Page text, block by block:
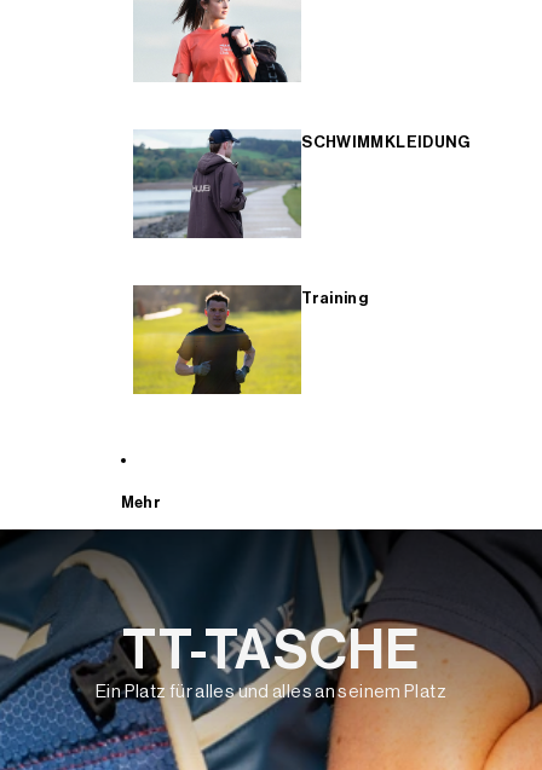
SCHWIMMKLEIDUNG
Training
Mehr
TT-TASCHE
Ein Platz für alles und alles an seinem Platz